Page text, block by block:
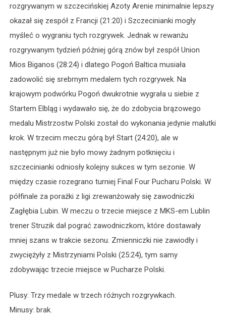
rozgrywanym w szczecińskiej Azoty Arenie minimalnie lepszy
okazał się zespół z Francji (21:20) i Szczecinianki mogły
myśleć o wygraniu tych rozgrywek. Jednak w rewanżu
rozgrywanym tydzień później górą znów był zespół Union
Mios Biganos (28:24) i dlatego Pogoń Baltica musiała
zadowolić się srebrnym medalem tych rozgrywek. Na
krajowym podwórku Pogoń dwukrotnie wygrała u siebie z
Startem Elbląg i wydawało się, że do zdobycia brązowego
medalu Mistrzostw Polski został do wykonania jedynie malutki
krok. W trzecim meczu górą był Start (24:20), ale w
następnym już nie było mowy żadnym potknięciu i
szczecinianki odniosły kolejny sukces w tym sezonie. W
między czasie rozegrano turniej Final Four Pucharu Polski. W
półfinale za porażki z ligi zrewanżowały się zawodniczki
Zagłębia Lubin. W meczu o trzecie miejsce z MKS-em Lublin
trener Struzik dał pograć zawodniczkom, które dostawały
mniej szans w trakcie sezonu. Zmienniczki nie zawiodły i
zwyciężyły z Mistrzyniami Polski (25:24), tym samy
zdobywając trzecie miejsce w Pucharze Polski.
Plusy: Trzy medale w trzech różnych rozgrywkach.
Minusy: brak.